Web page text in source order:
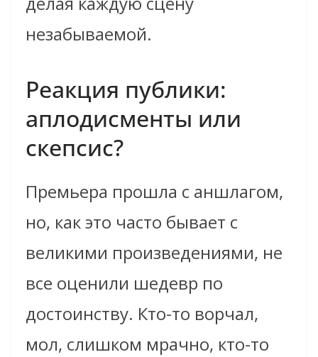
незабываемой.
Реакция публики:
аплодисменты или
скепсис?
Премьера прошла с аншлагом,
но, как это часто бывает с
великими произведениями, не
все оценили шедевр по
достоинству. Кто-то ворчал,
мол, слишком мрачно, кто-то